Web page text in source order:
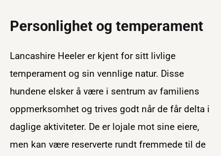
Personlighet og temperament
Lancashire Heeler er kjent for sitt livlige
temperament og sin vennlige natur. Disse
hundene elsker å være i sentrum av familiens
oppmerksomhet og trives godt når de får delta i
daglige aktiviteter. De er lojale mot sine eiere,
men kan være reserverte rundt fremmede til de